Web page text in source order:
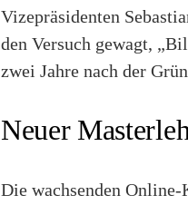
Vizepräsidenten
den Versuch gewagt,
zwei Jahre nach der
Neuer
Die wachsenden